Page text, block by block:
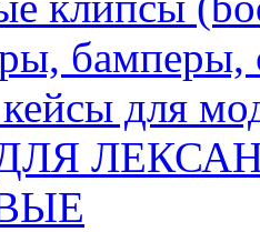
бамперы,
для